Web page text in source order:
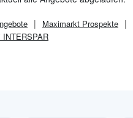
Maximarkt Prospekte
INTERSPAR